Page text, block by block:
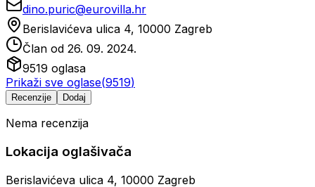
dino.puric@eurovilla.hr
Berislavićeva ulica 4, 10000 Zagreb
Član od 26. 09. 2024.
9519 oglasa
Prikaži sve oglase(9519)
Recenzije Dodaj
Nema recenzija
Lokacija oglašivača
Berislavićeva ulica 4, 10000 Zagreb